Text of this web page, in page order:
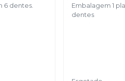
6 dentes.
Embalagem 1
dentes